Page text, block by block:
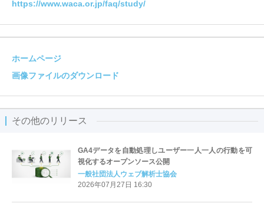
https://www.waca.or.jp/faq/study/
ホームページ
画像ファイルのダウンロード
その他のリリース
GA4データを自動処理しユーザー一人一人の行動を可
視化するオープンソース公開
一般社団法人ウェブ解析士協会
2026年07月27日 16:30